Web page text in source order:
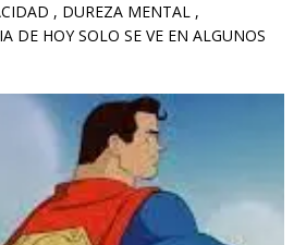
, DUREZA MENTAL ,
DE HOY SOLO SE VE EN ALGUNOS